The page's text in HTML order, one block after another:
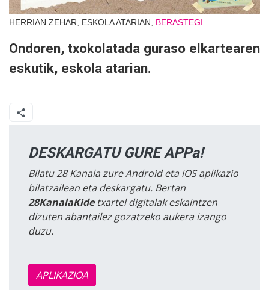
HERRIAN ZEHAR, ESKOLA ATARIAN, BERASTEGI
Ondoren, txokolatada guraso elkartearen
eskutik, eskola atarian.
DESKARGATU GURE APPa!
Bilatu 28 Kanala zure Android eta iOS aplikazio
bilatzailean eta deskargatu. Bertan
28KanalaKidetxartel digitalak eskaintzen
dizuten abantailez gozatzeko aukera izango
duzu.
APLIKAZIOA